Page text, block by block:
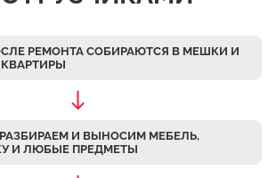
РЕМОНТА СОБИРАЮТСЯ В МЕШКИ И
И ВЫНОСИМ МЕБЕЛЬ,
И ЛЮБЫЕ ПРЕДМЕТЫ